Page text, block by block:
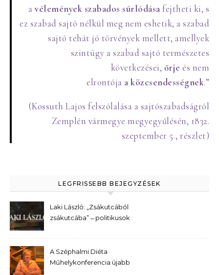
avélemények szabados súrlódása fejtheti ki, s
ez szabad sajtó nélkül meg nem eshetik, a szabad
sajtó tehát jó törvények mellett, amellyek
szintúgy a szabad sajtó természetes
következései, őrje és nem
elrontója a közcsendességnek.”
(Kossuth Lajos felszólalása a sajtószabadságról
Zemplén vármegye megyegyűlésén, 1832.
szeptember 5., részlet)
LEGFRISSEBB BEJEGYZÉSEK
Laki László: „Zsákutcából
zsákutcába” ̶ politikusok
A Széphalmi Diéta
Műhelykonferencia újabb